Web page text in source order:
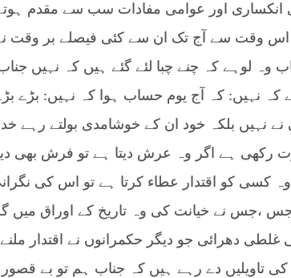
اور عوامی مفادات سب سے مقدم
اس وقت سے آج تک ان سے کئی فیصلے بر
وہ لوہے کہ چنے چبا لئے گئے ہیں کہ نہیں
کہ نہیں: کہ آج یوم حساب ہوا کہ نہیں: بڑے
نے نہیں بلکہ خود ان کے خوشامدی بولتے رہے
رکھی ہے اگر وہ عرش دیتا ہے تو فرش بھی دیتا
کسی کو اقتدار عطاء کرتا ہے تو اس کی
،جس نے خیانت کی وہ تاریخ کے اوراق میں
غلطی دھرائی جو دیگر حکمرانوں نے اقتدار
تاویلیں دے رہے ہیں کہ جناب ہم تو بے